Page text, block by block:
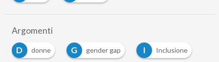
Argomenti
D
donne G gender gap I Inclusione